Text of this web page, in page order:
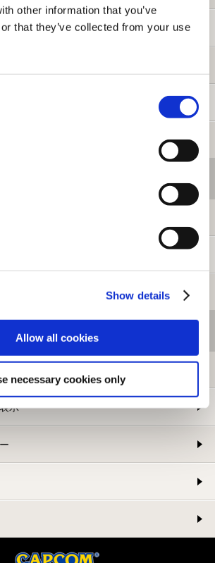
other information that you’ve
that they’ve collected from your use
Show details
Allow all cookies
necessary cookies only
示